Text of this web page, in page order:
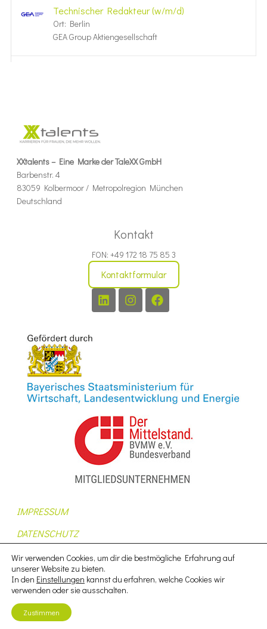
Technischer Redakteur (w/m/d)
Ort: Berlin
GEA Group Aktiengesellschaft
XXtalents – Eine Marke der TaleXX GmbH
Barbenstr. 4
83059 Kolbermoor / Metropolregion München
Deutschland
Kontakt
FON: +49 172 18 75 85 3
Kontaktformular
IMPRESSUM
DATENSCHUTZ
AUFTRAGSDATENVERARBEITUNG
AGB
Wir verwenden Cookies, um dir die bestmögliche Erfahrung auf
unserer Website zu bieten.
In den Einstellungen kannst du erfahren, welche Cookies wir
verwenden oder sie ausschalten.
Zustimmen